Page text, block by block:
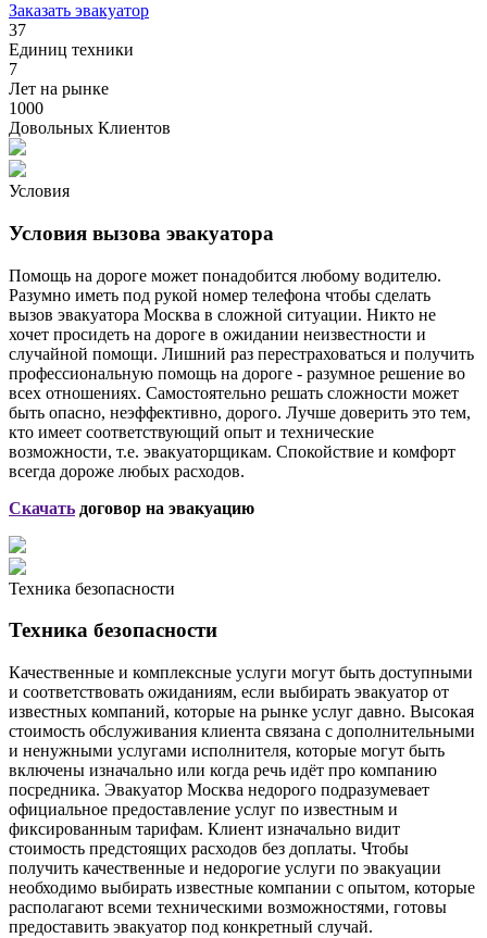
Заказать эвакуатор
37
Единиц техники
7
Лет на рынке
1000
Довольных Клиентов
Условия
Условия вызова эвакуатора
Помощь на дороге может понадобится любому водителю.
Разумно иметь под рукой номер телефона чтобы сделать
вызов эвакуатора Москва в сложной ситуации. Никто не
хочет просидеть на дороге в ожидании неизвестности и
случайной помощи. Лишний раз перестраховаться и получить
профессиональную помощь на дороге - разумное решение во
всех отношениях. Самостоятельно решать сложности может
быть опасно, неэффективно, дорого. Лучше доверить это тем,
кто имеет соответствующий опыт и технические
возможности, т.е. эвакуаторщикам. Спокойствие и комфорт
всегда дороже любых расходов.
Скачать договор на эвакуацию
Техника безопасности
Техника безопасности
Качественные и комплексные услуги могут быть доступными
и соответствовать ожиданиям, если выбирать эвакуатор от
известных компаний, которые на рынке услуг давно. Высокая
стоимость обслуживания клиента связана с дополнительными
и ненужными услугами исполнителя, которые могут быть
включены изначально или когда речь идёт про компанию
посредника. Эвакуатор Москва недорого подразумевает
официальное предоставление услуг по известным и
фиксированным тарифам. Клиент изначально видит
стоимость предстоящих расходов без доплаты. Чтобы
получить качественные и недорогие услуги по эвакуации
необходимо выбирать известные компании с опытом, которые
располагают всеми техническими возможностями, готовы
предоставить эвакуатор под конкретный случай.